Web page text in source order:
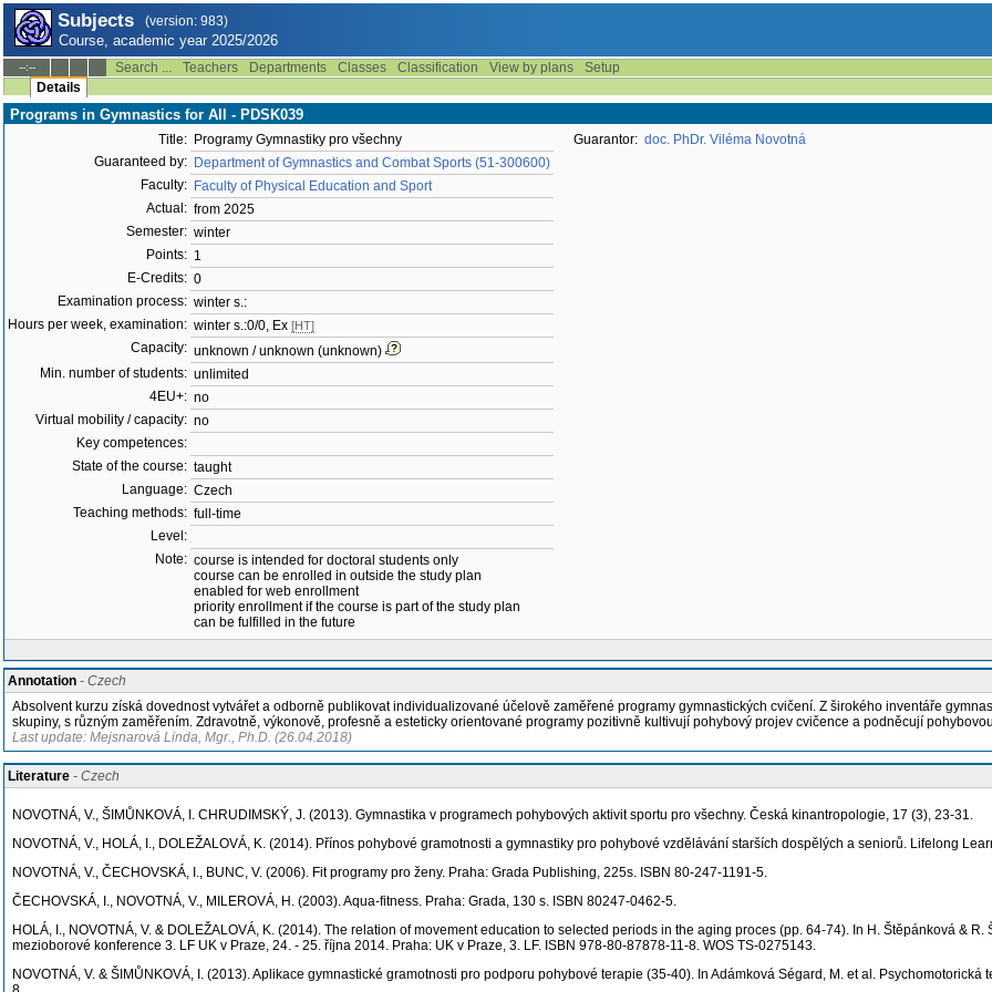
Subjects (version: 983)
Course, academic year 2025/2026
--:-- Search ... Teachers Departments Classes Classification View by plans
Setup
Details
Programs in Gymnastics for All - PDSK039
Title: Programy Gymnastiky pro všechny
Guaranteed by: Department of Gymnastics and Combat Sports (51-300600)
Faculty: Faculty of Physical Education and Sport
Actual: from 2025
Semester: winter
Points: 1
E-Credits: 0
Examination process: winter s.:
Hours per week, examination: winter s.:0/0, Ex [HT]
Capacity: unknown / unknown (unknown)
Min. number of students: unlimited
4EU+: no
Virtual mobility / capacity: no
Key competences:
State of the course: taught
Language: Czech
Teaching methods: full-time
Level:
Note: course is intended for doctoral students only
course can be enrolled in outside the study plan
enabled for web enrollment
priority enrollment if the course is part of the study plan
can be fulfilled in the future
Guarantor: doc. PhDr. Viléma Novotná
Annotation - Czech
Absolvent kurzu získá dovednost vytvářet a odborně publikovat individualizované účelově zaměřené programy gymnastických cvičení. Z širokého inventáře
skupiny, s různým zaměřením. Zdravotně, výkonově, profesně a esteticky orientované programy pozitivně kultivují pohybový projev cvičence a podněcují
Last update: Mejsnarová Linda, Mgr., Ph.D. (26.04.2018)
Literature - Czech
NOVOTNÁ, V., ŠIMŮNKOVÁ, I. CHRUDIMSKÝ, J. (2013). Gymnastika v programech pohybových aktivit sportu pro všechny. Česká kinantropologie, 17 (3), 23-31.
NOVOTNÁ, V., HOLÁ, I., DOLEŽALOVÁ, K. (2014). Přínos pohybové gramotnosti a gymnastiky pro pohybové vzdělávání starších dospělých a seniorů. Lifelong
NOVOTNÁ, V., ČECHOVSKÁ, I., BUNC, V. (2006). Fit programy pro ženy. Praha: Grada Publishing, 225s. ISBN 80-247-1191-5.
ČECHOVSKÁ, I., NOVOTNÁ, V., MILEROVÁ, H. (2003). Aqua-fitness. Praha: Grada, 130 s. ISBN 80247-0462-5.
HOLÁ, I., NOVOTNÁ, V. & DOLEŽALOVÁ, K. (2014). The relation of movement education to selected periods in the aging proces (pp. 64-74). In H. Štěpánková &
mezioborové konference 3. LF UK v Praze, 24. - 25. října 2014. Praha: UK v Praze, 3. LF. ISBN 978-80-87878-11-8. WOS TS-0275143.
NOVOTNÁ, V. & ŠIMŮNKOVÁ, I. (2013). Aplikace gymnastické gramotnosti pro podporu pohybové terapie (35-40). In Adámková Ségard, M. et al.